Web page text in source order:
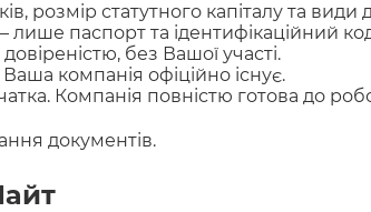
розмір статутного капіталу та види
лише паспорт та ідентифікаційний
без Вашої участі.
компанія офіційно існує.
Компанія повністю готова до
документів.